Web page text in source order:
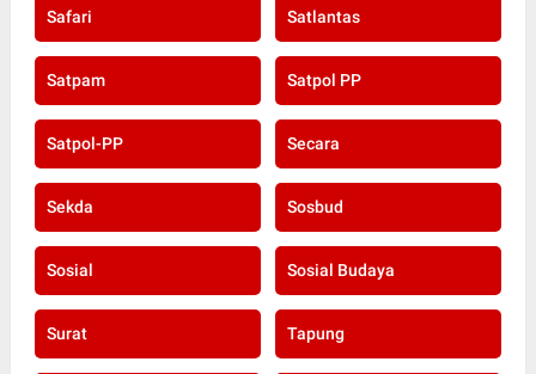
Safari Satlantas
Satpam Satpol PP
Satpol-PP Secara
Sekda Sosbud
Sosial Sosial Budaya
Surat Tapung